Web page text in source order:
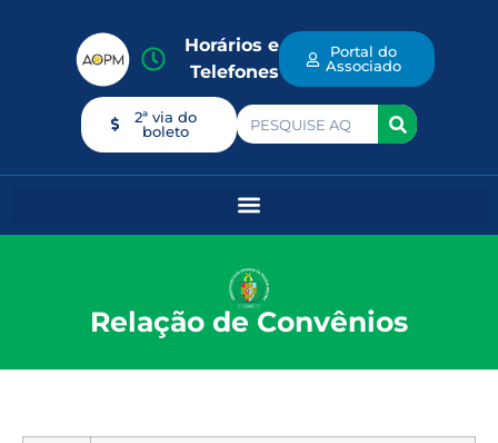
Horários e
Telefones
Portal do
Associado
2ª via do
boleto
Relação de Convênios